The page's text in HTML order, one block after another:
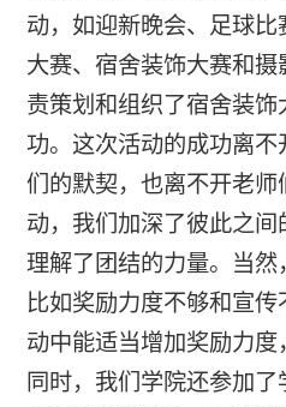
动，如迎新晚会、足球
大赛、宿舍装饰大赛和摄
责策划和组织了宿舍装
功。这次活动的成功离
们的默契，也离不开老
动，我们加深了彼此之
理解了团结的力量。当然
比如奖励力度不够和宣
动中能适当增加奖励力度
同时，我们学院还参加